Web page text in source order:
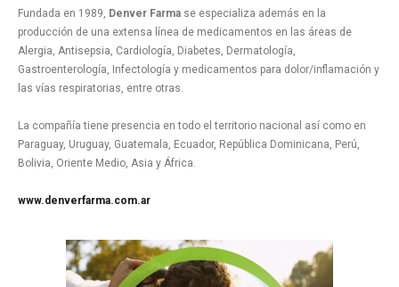
Fundada en 1989, Denver Farma se especializa además en la
producción de una extensa línea de medicamentos en las áreas de
Alergia, Antisepsia, Cardiología, Diabetes, Dermatología,
Gastroenterología, Infectología y medicamentos para dolor/inflamación y
las vías respiratorias, entre otras.
La compañía tiene presencia en todo el territorio nacional así como en
Paraguay, Uruguay, Guatemala, Ecuador, República Dominicana, Perú,
Bolivia, Oriente Medio, Asia y África.
www.denverfarma.com.ar